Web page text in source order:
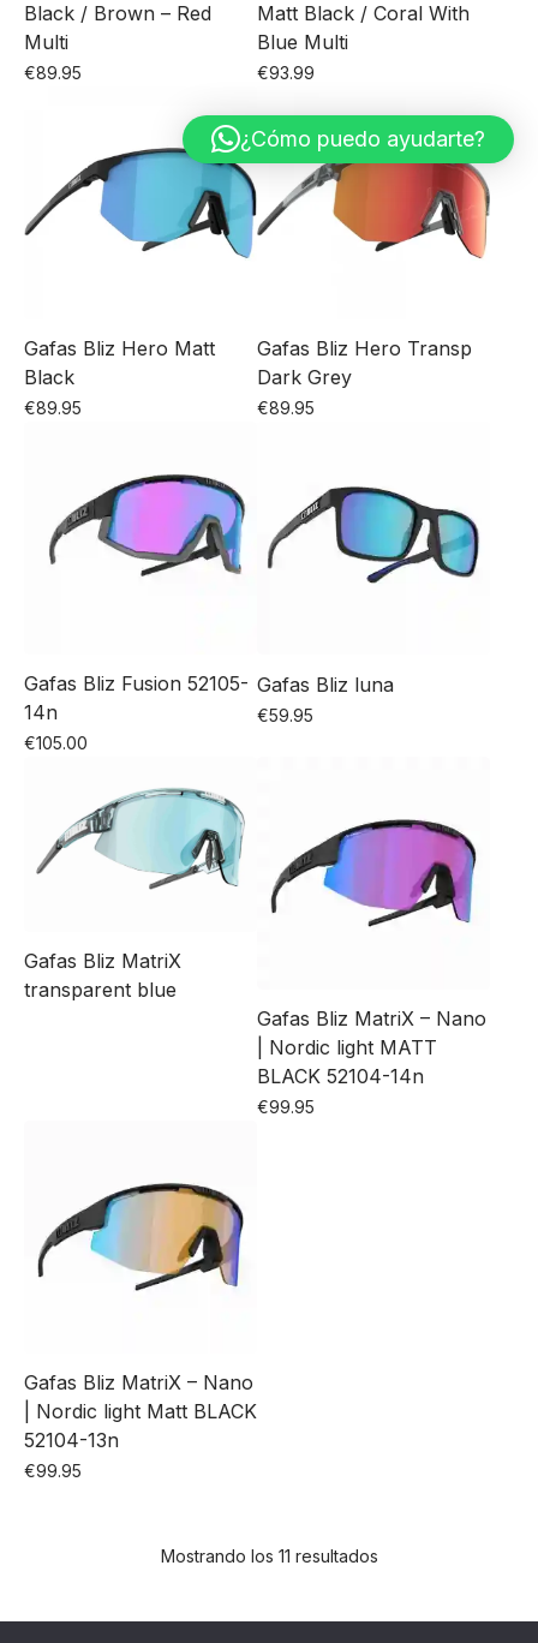
Black / Brown – Red
Multi
€89.95
Matt Black / Coral With
Blue Multi
€93.99
Gafas Bliz Hero Matt
Black
€89.95
Gafas Bliz Hero Transp
Dark Grey
€89.95
Gafas Bliz Fusion 52105-
14n
€105.00
Gafas Bliz luna
€59.95
Gafas Bliz MatriX
transparent blue
Gafas Bliz MatriX – Nano
| Nordic light MATT
BLACK 52104-14n
€99.95
Gafas Bliz MatriX – Nano
| Nordic light Matt BLACK
52104-13n
€99.95
Mostrando los 11 resultados
¿Cómo puedo ayudarte?